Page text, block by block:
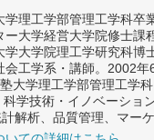
理工学部管理工学科卒業
大学経営大学院修士課
大学院理工学研究科博
工学系・講師。2002年
大学理工学部管理工学
学技術・イノベーショ
解析、品質管理、マーケ